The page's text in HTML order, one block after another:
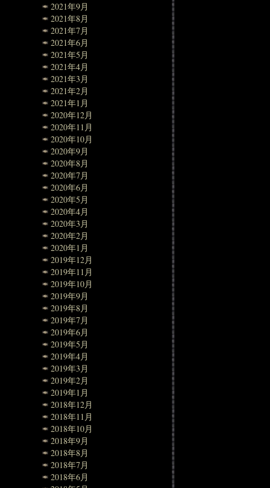
2021年9月
2021年8月
2021年7月
2021年6月
2021年5月
2021年4月
2021年3月
2021年2月
2021年1月
2020年12月
2020年11月
2020年10月
2020年9月
2020年8月
2020年7月
2020年6月
2020年5月
2020年4月
2020年3月
2020年2月
2020年1月
2019年12月
2019年11月
2019年10月
2019年9月
2019年8月
2019年7月
2019年6月
2019年5月
2019年4月
2019年3月
2019年2月
2019年1月
2018年12月
2018年11月
2018年10月
2018年9月
2018年8月
2018年7月
2018年6月